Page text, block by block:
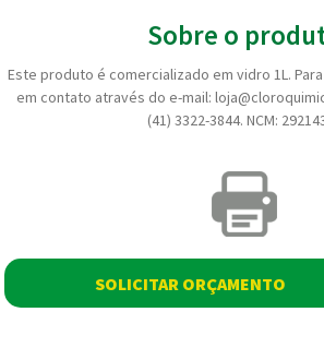
Sobre o
Este produto é comercializado em vidro 1L.
em contato através do e-mail:
(41) 3322-3844. NCM:
SOLICITAR ORÇAMENTO